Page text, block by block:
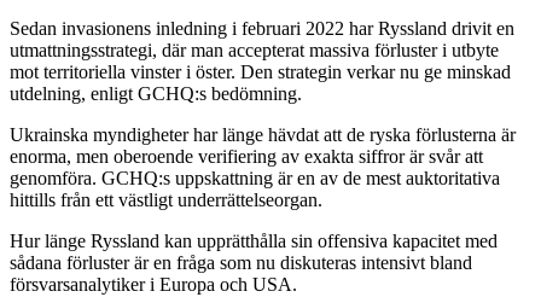
Sedan invasionens inledning i februari 2022 har Ryssland drivit en
utmattningsstrategi, där man accepterat massiva förluster i utbyte
mot territoriella vinster i öster. Den strategin verkar nu ge minskad
utdelning, enligt GCHQ:s bedömning.
Ukrainska myndigheter har länge hävdat att de ryska förlusterna är
enorma, men oberoende verifiering av exakta siffror är svår att
genomföra. GCHQ:s uppskattning är en av de mest auktoritativa
hittills från ett västligt underrättelseorgan.
Hur länge Ryssland kan upprätthålla sin offensiva kapacitet med
sådana förluster är en fråga som nu diskuteras intensivt bland
försvarsanalytiker i Europa och USA.